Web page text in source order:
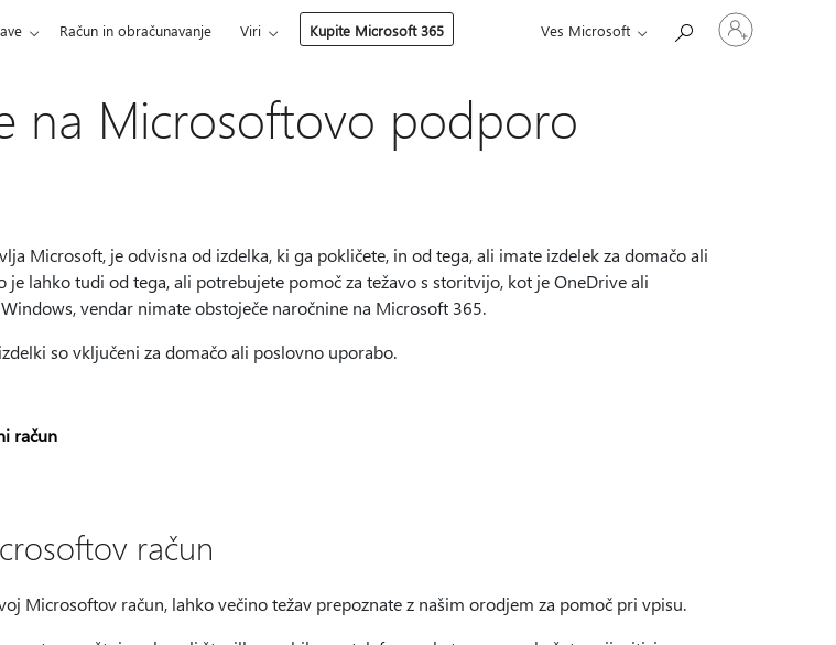
Račun in obračunavanje Viri Kupite Microsoft 365 Ves Microsoft
Vpišite
se
na Microsoftovo podporo
Microsoft, je odvisna od izdelka, ki ga pokličete, in od tega, ali imate izdelek za domačo ali
je lahko tudi od tega, ali potrebujete pomoč za težavo s storitvijo, kot je OneDrive ali
vendar nimate obstoječe naročnine na Microsoft 365.
so vključeni za domačo ali poslovno uporabo.
račun
račun
Microsoftov račun, lahko večino težav prepoznate z našim orodjem za pomoč pri vpisu.